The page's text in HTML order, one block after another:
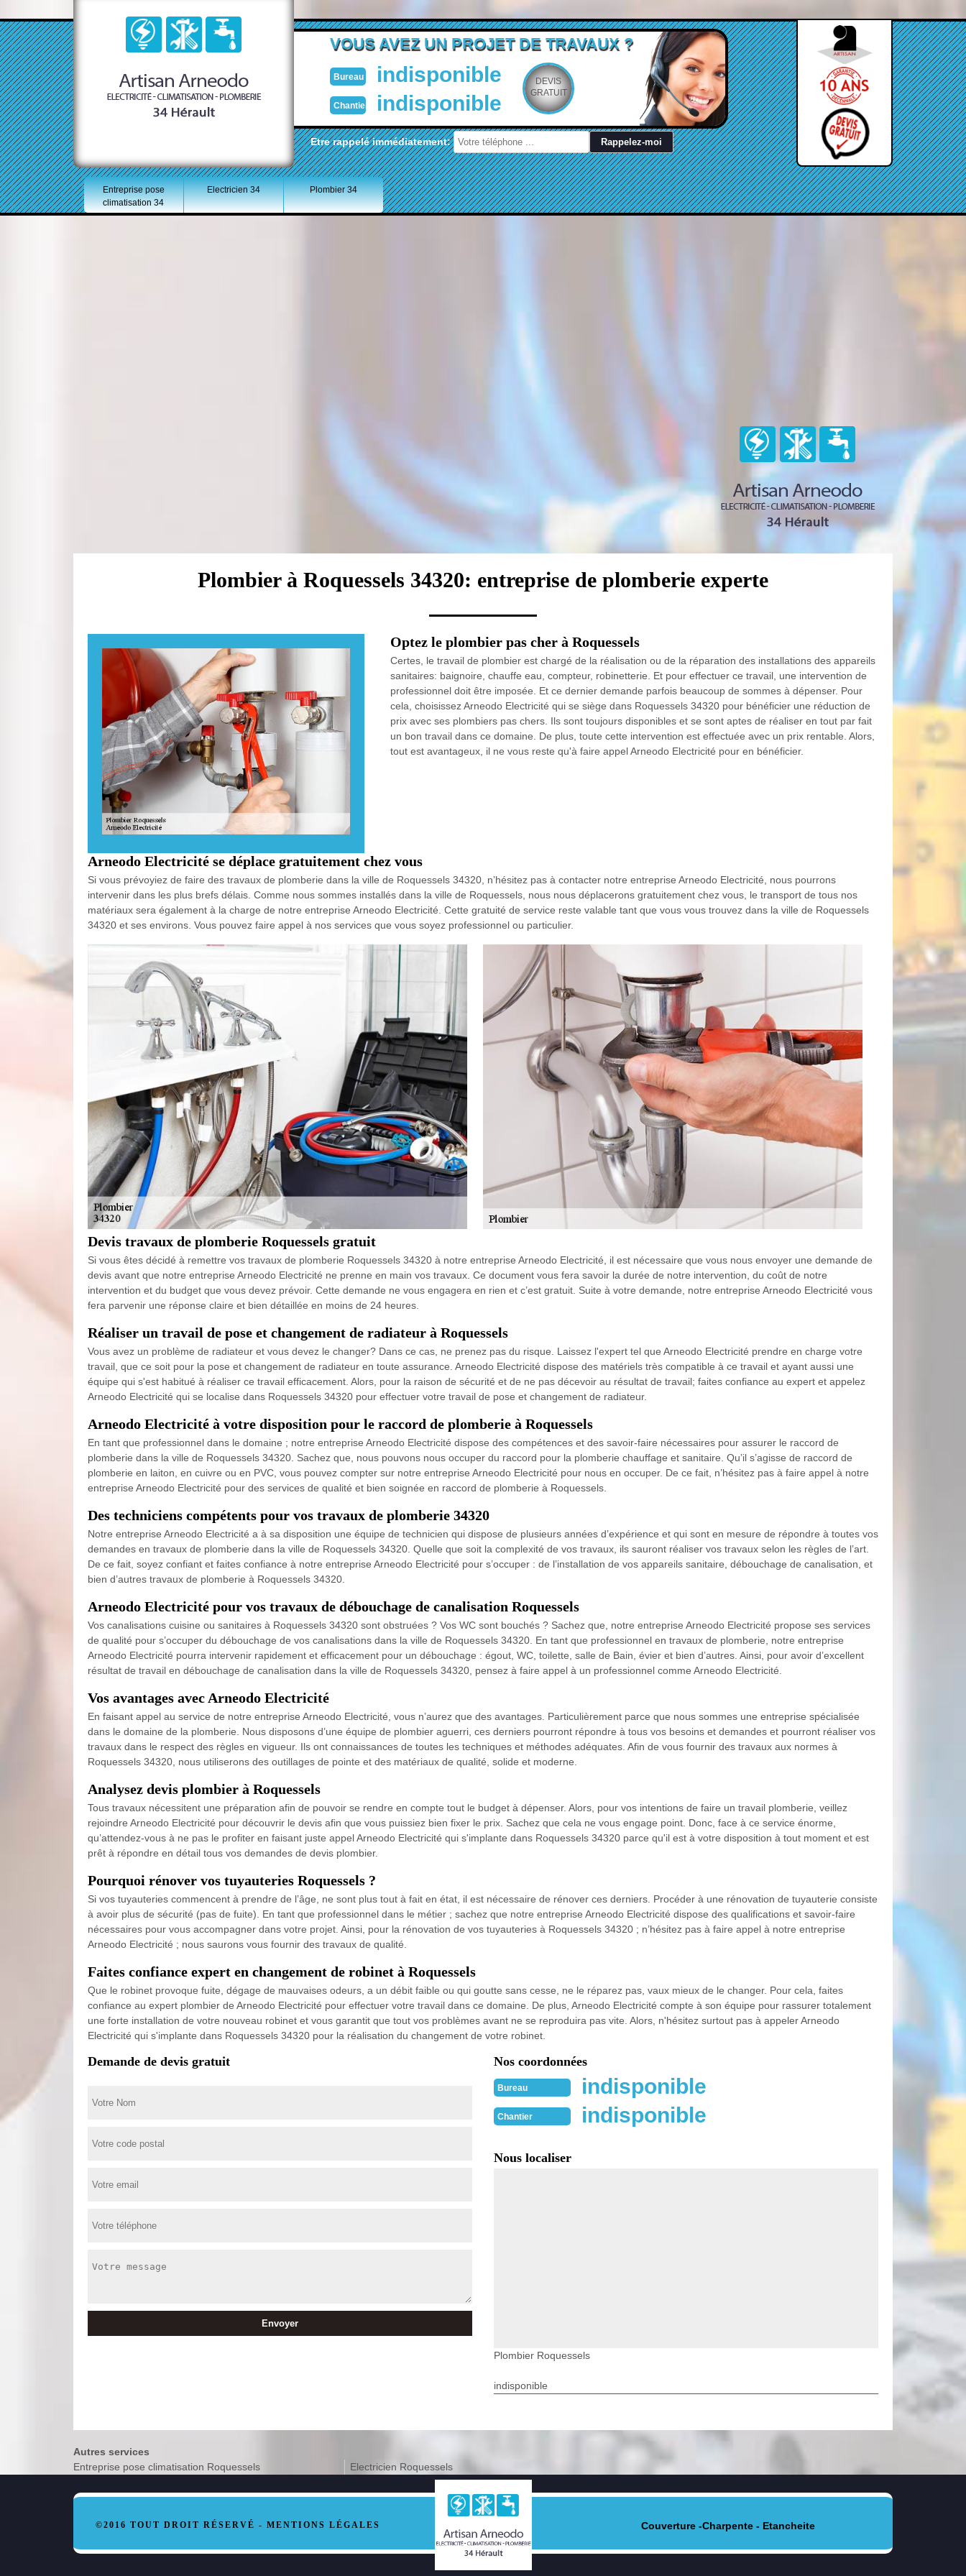
VOUS AVEZ UN PROJET DE TRAVAUX ?
Bureau indisponible
Chantier indisponible
DEVIS
GRATUIT
Etre rappelé immédiatement:
Entreprise pose
climatisation 34
Electricien 34 Plombier 34
Plombier à Roquessels 34320: entreprise de plomberie experte
Optez le plombier pas cher à Roquessels
Certes, le travail de plombier est chargé de la réalisation ou de la réparation des installations des appareils
sanitaires: baignoire, chauffe eau, compteur, robinetterie. Et pour effectuer ce travail, une intervention de
professionnel doit être imposée. Et ce dernier demande parfois beaucoup de sommes à dépenser. Pour
cela, choisissez Arneodo Electricité qui se siège dans Roquessels 34320 pour bénéficier une réduction de
prix avec ses plombiers pas chers. Ils sont toujours disponibles et se sont aptes de réaliser en tout par fait
un bon travail dans ce domaine. De plus, toute cette intervention est effectuée avec un prix rentable. Alors,
tout est avantageux, il ne vous reste qu'à faire appel Arneodo Electricité pour en bénéficier.
Arneodo Electricité se déplace gratuitement chez vous
Si vous prévoyiez de faire des travaux de plomberie dans la ville de Roquessels 34320, n’hésitez pas à contacter notre entreprise Arneodo Electricité, nous pourrons
intervenir dans les plus brefs délais. Comme nous sommes installés dans la ville de Roquessels, nous nous déplacerons gratuitement chez vous, le transport de tous nos
matériaux sera également à la charge de notre entreprise Arneodo Electricité. Cette gratuité de service reste valable tant que vous vous trouvez dans la ville de Roquessels
34320 et ses environs. Vous pouvez faire appel à nos services que vous soyez professionnel ou particulier.
Devis travaux de plomberie Roquessels gratuit
Si vous êtes décidé à remettre vos travaux de plomberie Roquessels 34320 à notre entreprise Arneodo Electricité, il est nécessaire que vous nous envoyer une demande de
devis avant que notre entreprise Arneodo Electricité ne prenne en main vos travaux. Ce document vous fera savoir la durée de notre intervention, du coût de notre
intervention et du budget que vous devez prévoir. Cette demande ne vous engagera en rien et c’est gratuit. Suite à votre demande, notre entreprise Arneodo Electricité vous
fera parvenir une réponse claire et bien détaillée en moins de 24 heures.
Réaliser un travail de pose et changement de radiateur à Roquessels
Vous avez un problème de radiateur et vous devez le changer? Dans ce cas, ne prenez pas du risque. Laissez l'expert tel que Arneodo Electricité prendre en charge votre
travail, que ce soit pour la pose et changement de radiateur en toute assurance. Arneodo Electricité dispose des matériels très compatible à ce travail et ayant aussi une
équipe qui s'est habitué à réaliser ce travail efficacement. Alors, pour la raison de sécurité et de ne pas décevoir au résultat de travail; faites confiance au expert et appelez
Arneodo Electricité qui se localise dans Roquessels 34320 pour effectuer votre travail de pose et changement de radiateur.
Arneodo Electricité à votre disposition pour le raccord de plomberie à Roquessels
En tant que professionnel dans le domaine ; notre entreprise Arneodo Electricité dispose des compétences et des savoir-faire nécessaires pour assurer le raccord de
plomberie dans la ville de Roquessels 34320. Sachez que, nous pouvons nous occuper du raccord pour la plomberie chauffage et sanitaire. Qu’il s’agisse de raccord de
plomberie en laiton, en cuivre ou en PVC, vous pouvez compter sur notre entreprise Arneodo Electricité pour nous en occuper. De ce fait, n’hésitez pas à faire appel à notre
entreprise Arneodo Electricité pour des services de qualité et bien soignée en raccord de plomberie à Roquessels.
Des techniciens compétents pour vos travaux de plomberie 34320
Notre entreprise Arneodo Electricité a à sa disposition une équipe de technicien qui dispose de plusieurs années d’expérience et qui sont en mesure de répondre à toutes vos
demandes en travaux de plomberie dans la ville de Roquessels 34320. Quelle que soit la complexité de vos travaux, ils sauront réaliser vos travaux selon les règles de l’art.
De ce fait, soyez confiant et faites confiance à notre entreprise Arneodo Electricité pour s’occuper : de l’installation de vos appareils sanitaire, débouchage de canalisation, et
bien d’autres travaux de plomberie à Roquessels 34320.
Arneodo Electricité pour vos travaux de débouchage de canalisation Roquessels
Vos canalisations cuisine ou sanitaires à Roquessels 34320 sont obstruées ? Vos WC sont bouchés ? Sachez que, notre entreprise Arneodo Electricité propose ses services
de qualité pour s’occuper du débouchage de vos canalisations dans la ville de Roquessels 34320. En tant que professionnel en travaux de plomberie, notre entreprise
Arneodo Electricité pourra intervenir rapidement et efficacement pour un débouchage : égout, WC, toilette, salle de Bain, évier et bien d’autres. Ainsi, pour avoir d’excellent
résultat de travail en débouchage de canalisation dans la ville de Roquessels 34320, pensez à faire appel à un professionnel comme Arneodo Electricité.
Vos avantages avec Arneodo Electricité
En faisant appel au service de notre entreprise Arneodo Electricité, vous n’aurez que des avantages. Particulièrement parce que nous sommes une entreprise spécialisée
dans le domaine de la plomberie. Nous disposons d’une équipe de plombier aguerri, ces derniers pourront répondre à tous vos besoins et demandes et pourront réaliser vos
travaux dans le respect des règles en vigueur. Ils ont connaissances de toutes les techniques et méthodes adéquates. Afin de vous fournir des travaux aux normes à
Roquessels 34320, nous utiliserons des outillages de pointe et des matériaux de qualité, solide et moderne.
Analysez devis plombier à Roquessels
Tous travaux nécessitent une préparation afin de pouvoir se rendre en compte tout le budget à dépenser. Alors, pour vos intentions de faire un travail plomberie, veillez
rejoindre Arneodo Electricité pour découvrir le devis afin que vous puissiez bien fixer le prix. Sachez que cela ne vous engage point. Donc, face à ce service énorme,
qu’attendez-vous à ne pas le profiter en faisant juste appel Arneodo Electricité qui s'implante dans Roquessels 34320 parce qu'il est à votre disposition à tout moment et est
prêt à répondre en détail tous vos demandes de devis plombier.
Pourquoi rénover vos tuyauteries Roquessels ?
Si vos tuyauteries commencent à prendre de l’âge, ne sont plus tout à fait en état, il est nécessaire de rénover ces derniers. Procéder à une rénovation de tuyauterie consiste
à avoir plus de sécurité (pas de fuite). En tant que professionnel dans le métier ; sachez que notre entreprise Arneodo Electricité dispose des qualifications et savoir-faire
nécessaires pour vous accompagner dans votre projet. Ainsi, pour la rénovation de vos tuyauteries à Roquessels 34320 ; n’hésitez pas à faire appel à notre entreprise
Arneodo Electricité ; nous saurons vous fournir des travaux de qualité.
Faites confiance expert en changement de robinet à Roquessels
Que le robinet provoque fuite, dégage de mauvaises odeurs, a un débit faible ou qui goutte sans cesse, ne le réparez pas, vaux mieux de le changer. Pour cela, faites
confiance au expert plombier de Arneodo Electricité pour effectuer votre travail dans ce domaine. De plus, Arneodo Electricité compte à son équipe pour rassurer totalement
une forte installation de votre nouveau robinet et vous garantit que tout vos problèmes avant ne se reproduira pas vite. Alors, n'hésitez surtout pas à appeler Arneodo
Electricité qui s'implante dans Roquessels 34320 pour la réalisation du changement de votre robinet.
Demande de devis gratuit Nos coordonnées
Bureau indisponible
Chantier indisponible
Nous localiser
Plombier Roquessels
indisponible
Autres services
Entreprise pose climatisation Roquessels
Electricien Roquessels
©2016 TOUT DROIT RÉSERVÉ - MENTIONS LÉGALES Couverture -Charpente - Etancheite